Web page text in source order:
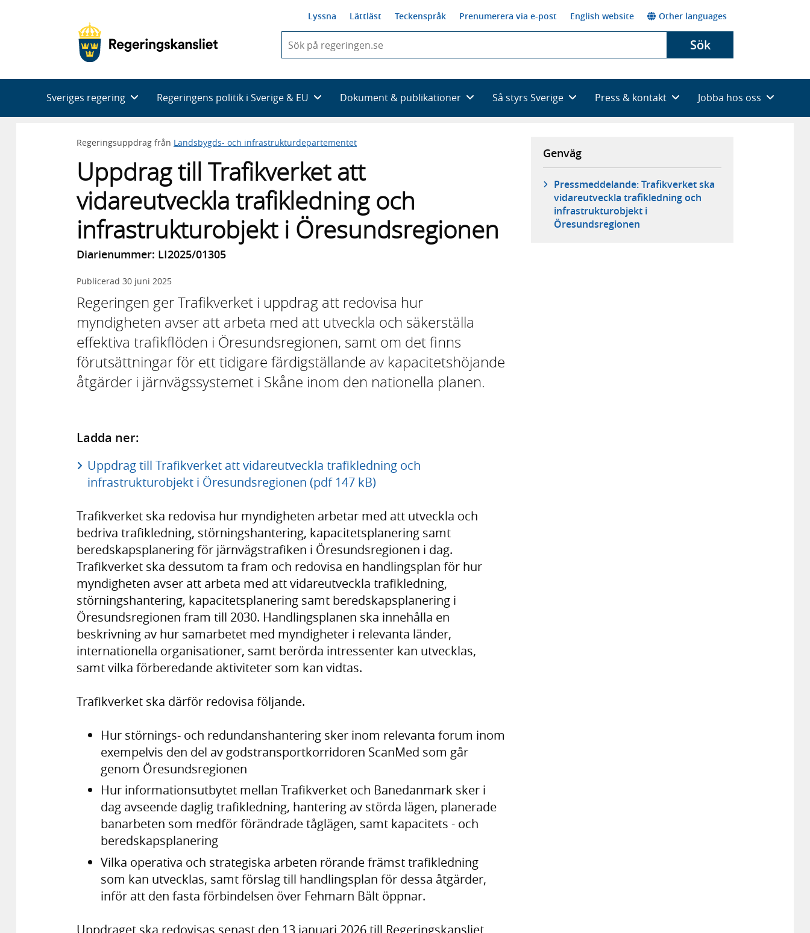
Lyssna Lättläst Teckenspråk Prenumerera via e-post English website Other languages
du
skriva
framträder
en
med
Sök
Sveriges regering Regeringens politik i Sverige & EU Dokument & publikationer Så styrs Sverige Press & kontakt Jobba hos oss
Regeringsuppdrag från Landsbygds- och infrastrukturdepartementet
Uppdrag till Trafikverket att
vidareutveckla trafikledning och
infrastrukturobjekt i Öresundsregionen
Diarienummer: LI2025/01305
Publicerad 30 juni 2025
Regeringen ger Trafikverket i uppdrag att redovisa hur
myndigheten avser att arbeta med att utveckla och säkerställa
effektiva trafikflöden i Öresundsregionen, samt om det finns
förutsättningar för ett tidigare färdigställande av kapacitetshöjande
åtgärder i järnvägssystemet i Skåne inom den nationella planen.
Ladda ner:
Uppdrag till Trafikverket att vidareutveckla trafikledning och
infrastrukturobjekt i Öresundsregionen (pdf 147 kB)
Trafikverket ska redovisa hur myndigheten arbetar med att utveckla och
bedriva trafikledning, störningshantering, kapacitetsplanering samt
beredskapsplanering för järnvägstrafiken i Öresundsregionen i dag.
Trafikverket ska dessutom ta fram och redovisa en handlingsplan för hur
myndigheten avser att arbeta med att vidareutveckla trafikledning,
störningshantering, kapacitetsplanering samt beredskapsplanering i
Öresundsregionen fram till 2030. Handlingsplanen ska innehålla en
beskrivning av hur samarbetet med myndigheter i relevanta länder,
internationella organisationer, samt berörda intressenter kan utvecklas,
samt vilka förberedande aktiviteter som kan vidtas.
Trafikverket ska därför redovisa följande.
Hur störnings- och redundanshantering sker inom relevanta forum inom
exempelvis den del av godstransportkorridoren ScanMed som går
genom Öresundsregionen
Hur informationsutbytet mellan Trafikverket och Banedanmark sker i
dag avseende daglig trafikledning, hantering av störda lägen, planerade
banarbeten som medför förändrade tåglägen, samt kapacitets - och
beredskapsplanering
Vilka operativa och strategiska arbeten rörande främst trafikledning
som kan utvecklas, samt förslag till handlingsplan för dessa åtgärder,
inför att den fasta förbindelsen över Fehmarn Bält öppnar.
Uppdraget ska redovisas senast den 13 januari 2026 till Regeringskansliet
Genväg
Pressmeddelande: Trafikverket ska
vidareutveckla trafikledning och
infrastrukturobjekt i
Öresundsregionen